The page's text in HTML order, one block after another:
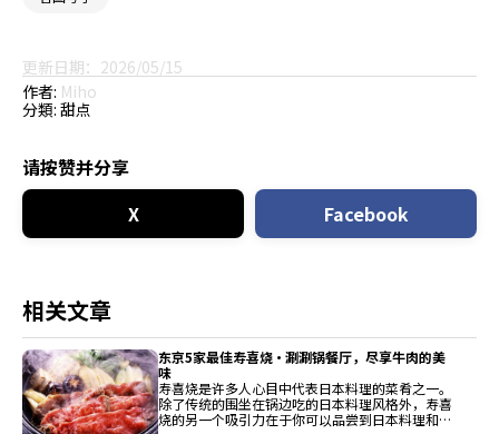
更新日期：2026/05/15
作者: Miho
分類: 甜点
请按赞并分享
X
Facebook
相关文章
东京5家最佳寿喜烧・涮涮锅餐厅，尽享牛肉的美
味
寿喜烧是许多人心目中代表日本料理的菜肴之一。
除了传统的围坐在锅边吃的日本料理风格外，寿喜
烧的另一个吸引力在于你可以品尝到日本料理和国